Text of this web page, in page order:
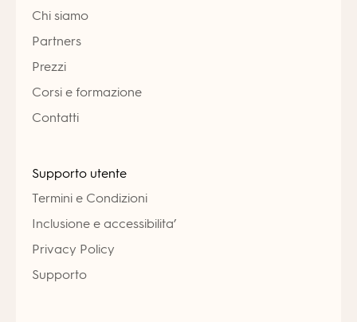
Chi siamo
Partners
Prezzi
Corsi e formazione
Contatti
Supporto utente
Termini e Condizioni
Inclusione e accessibilita’
Privacy Policy
Supporto